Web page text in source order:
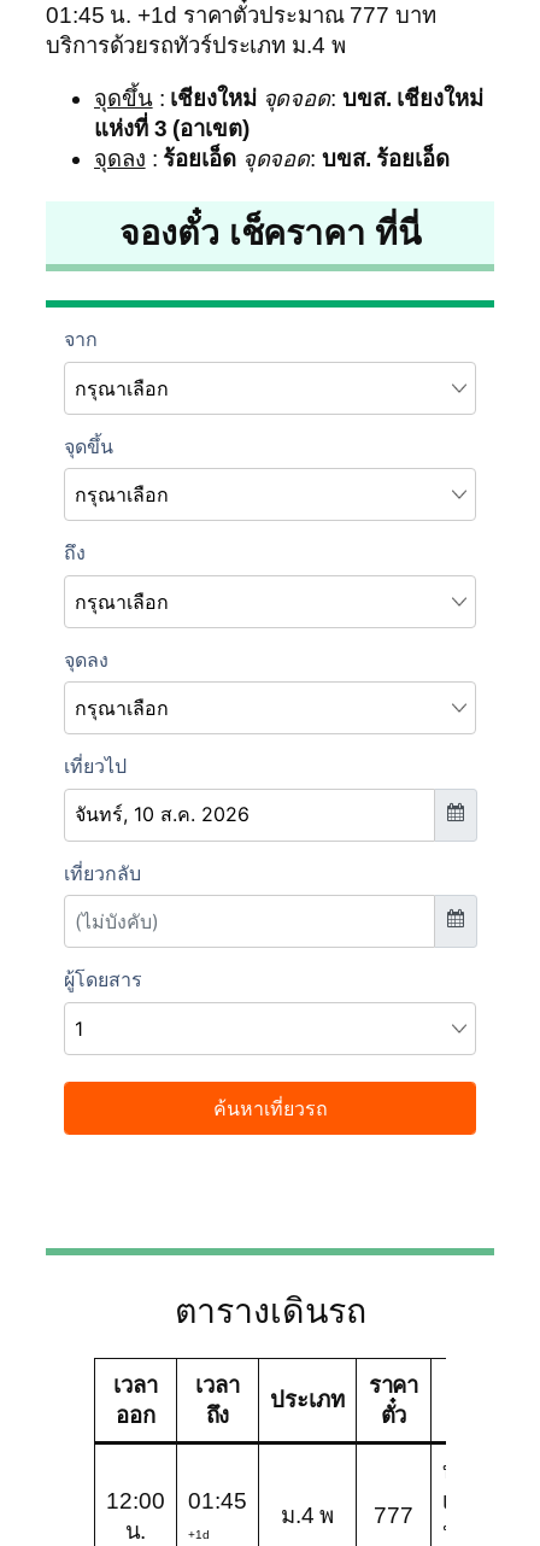
01:45 น. +1d ราคาตั๋วประมาณ 777 บาท
บริการด้วยรถทัวร์ประเภท ม.4 พ
จุดขึ้น: เชียงใหม่ จุดจอด: บขส. เชียงใหม่
แห่งที่ 3 (อาเขต)
จุดลง : ร้อยเอ็ด จุดจอด: บขส. ร้อยเอ็ด
จองตั๋ว เช็คราคา ที่นี่
ตารางเดินรถ
เวลา
ออก
เวลา
ถึง
ประเภท
ราคา
ตั๋ว
12:00
น.
01:45
+1d
ม.4 พ 777
บริษัท
เพชร
ประเสริฐ